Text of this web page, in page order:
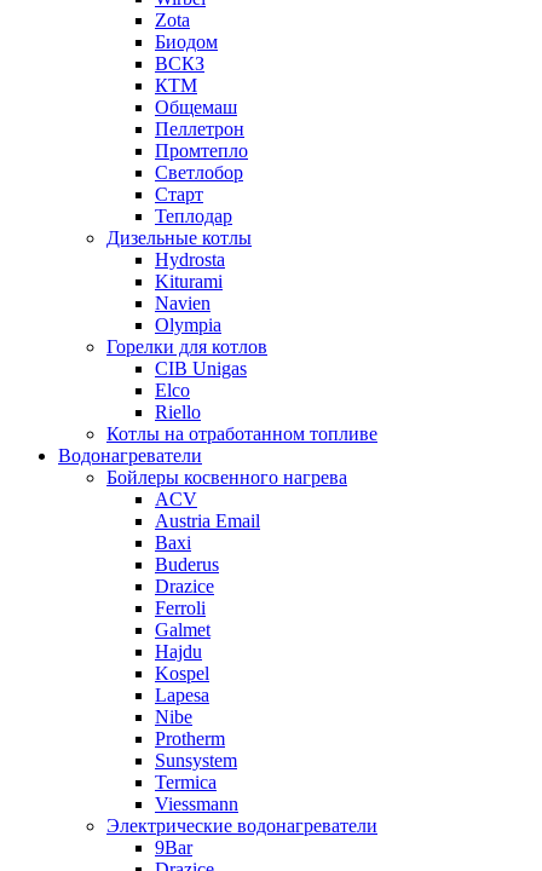
Zota
Биодом
ВСКЗ
КТМ
Общемаш
Пеллетрон
Промтепло
Светлобор
Старт
Теплодар
Дизельные котлы
Hydrosta
Kiturami
Navien
Olympia
Горелки для котлов
CIB Unigas
Elco
Riello
Котлы на отработанном топливе
Водонагреватели
Бойлеры косвенного нагрева
ACV
Austria Email
Baxi
Buderus
Drazice
Ferroli
Galmet
Hajdu
Kospel
Lapesa
Nibe
Protherm
Sunsystem
Termica
Viessmann
Электрические водонагреватели
9Bar